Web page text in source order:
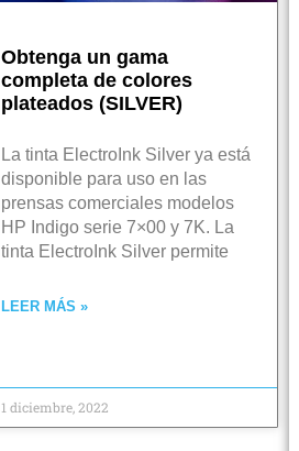
Obtenga un gama
completa de colores
plateados (SILVER)
La tinta ElectroInk Silver ya está
disponible para uso en las
prensas comerciales modelos
HP Indigo serie 7×00 y 7K. La
tinta ElectroInk Silver permite
LEER MÁS »
1 diciembre, 2022